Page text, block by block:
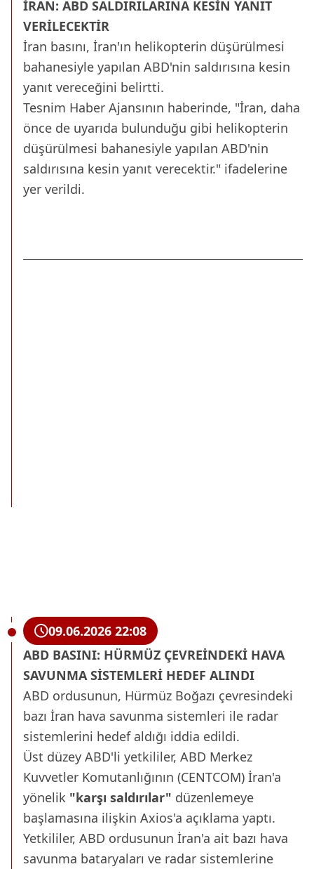
İRAN: ABD SALDIRILARINA KESİN YANIT
VERİLECEKTİR
İran basını, İran'ın helikopterin düşürülmesi
bahanesiyle yapılan ABD'nin saldırısına kesin
yanıt vereceğini belirtti.
Tesnim Haber Ajansının haberinde, "İran, daha
önce de uyarıda bulunduğu gibi helikopterin
düşürülmesi bahanesiyle yapılan ABD'nin
saldırısına kesin yanıt verecektir." ifadelerine
yer verildi.
09.06.2026 22:08
ABD BASINI: HÜRMÜZ ÇEVREİNDEKİ HAVA
SAVUNMA SİSTEMLERİ HEDEF ALINDI
ABD ordusunun, Hürmüz Boğazı çevresindeki
bazı İran hava savunma sistemleri ile radar
sistemlerini hedef aldığı iddia edildi.
Üst düzey ABD'li yetkililer, ABD Merkez
Kuvvetler Komutanlığının (CENTCOM) İran'a
yönelik "karşı saldırılar" düzenlemeye
başlamasına ilişkin Axios'a açıklama yaptı.
Yetkililer, ABD ordusunun İran'a ait bazı hava
savunma bataryaları ve radar sistemlerine